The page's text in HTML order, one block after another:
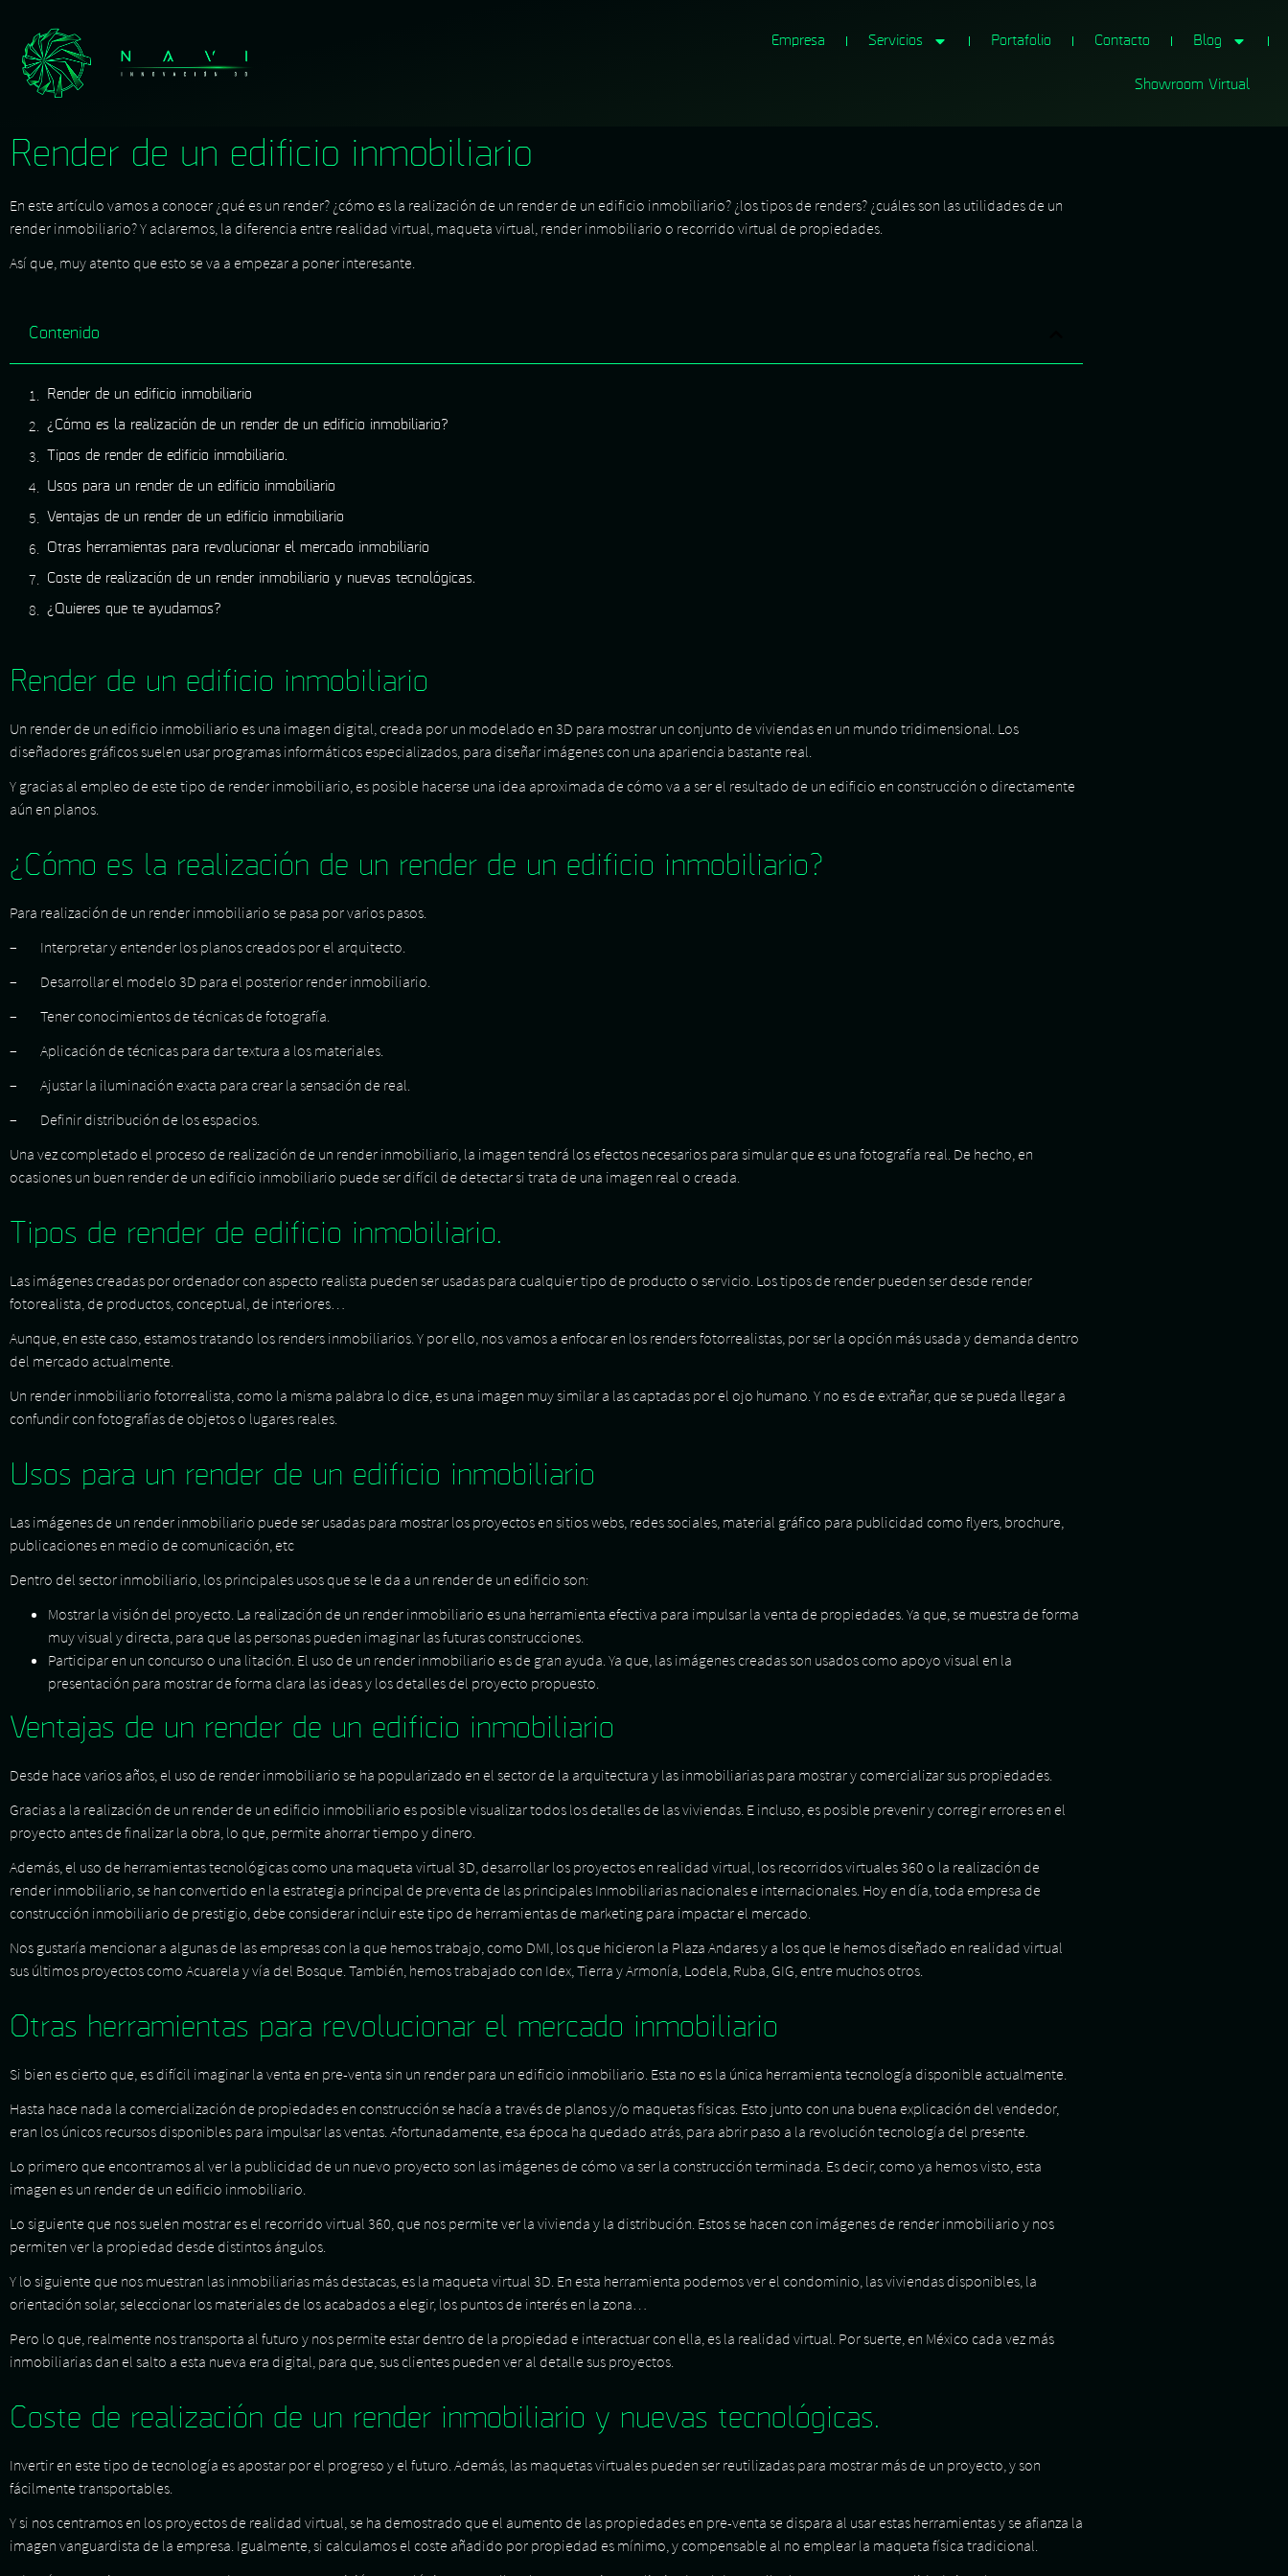
Empresa
Servicios Portafolio Contacto Blog
Showroom Virtual
Render de un edificio inmobiliario
En este artículo vamos a conocer ¿qué es un render? ¿cómo es la realización de un render de un edificio inmobiliario? ¿los tipos de renders? ¿cuáles son las utilidades de un
render inmobiliario? Y aclaremos, la diferencia entre realidad virtual, maqueta virtual, render inmobiliario o recorrido virtual de propiedades.
Así que, muy atento que esto se va a empezar a poner interesante.
Contenido
Render de un edificio inmobiliario
¿Cómo es la realización de un render de un edificio inmobiliario?
Tipos de render de edificio inmobiliario.
Usos para un render de un edificio inmobiliario
Ventajas de un render de un edificio inmobiliario
Otras herramientas para revolucionar el mercado inmobiliario
Coste de realización de un render inmobiliario y nuevas tecnológicas.
¿Quieres que te ayudamos?
Render de un edificio inmobiliario
Un render de un edificio inmobiliario es una imagen digital, creada por un modelado en 3D para mostrar un conjunto de viviendas en un mundo tridimensional. Los
diseñadores gráficos suelen usar programas informáticos especializados, para diseñar imágenes con una apariencia bastante real.
Y gracias al empleo de este tipo de render inmobiliario, es posible hacerse una idea aproximada de cómo va a ser el resultado de un edificio en construcción o directamente
aún en planos.
¿Cómo es la realización de un render de un edificio inmobiliario?
Para realización de un render inmobiliario se pasa por varios pasos.
– Interpretar y entender los planos creados por el arquitecto.
– Desarrollar el modelo 3D para el posterior render inmobiliario.
– Tener conocimientos de técnicas de fotografía.
– Aplicación de técnicas para dar textura a los materiales.
– Ajustar la iluminación exacta para crear la sensación de real.
– Definir distribución de los espacios.
Una vez completado el proceso de realización de un render inmobiliario, la imagen tendrá los efectos necesarios para simular que es una fotografía real. De hecho, en
ocasiones un buen render de un edificio inmobiliario puede ser difícil de detectar si trata de una imagen real o creada.
Tipos de render de edificio inmobiliario.
Las imágenes creadas por ordenador con aspecto realista pueden ser usadas para cualquier tipo de producto o servicio. Los tipos de render pueden ser desde render
fotorealista, de productos, conceptual, de interiores…
Aunque, en este caso, estamos tratando los renders inmobiliarios. Y por ello, nos vamos a enfocar en los renders fotorrealistas, por ser la opción más usada y demanda dentro
del mercado actualmente.
Un render inmobiliario fotorrealista, como la misma palabra lo dice, es una imagen muy similar a las captadas por el ojo humano. Y no es de extrañar, que se pueda llegar a
confundir con fotografías de objetos o lugares reales.
Usos para un render de un edificio inmobiliario
Las imágenes de un render inmobiliario puede ser usadas para mostrar los proyectos en sitios webs, redes sociales, material gráfico para publicidad como flyers, brochure,
publicaciones en medio de comunicación, etc
Dentro del sector inmobiliario, los principales usos que se le da a un render de un edificio son:
Mostrar la visión del proyecto. La realización de un render inmobiliario es una herramienta efectiva para impulsar la venta de propiedades. Ya que, se muestra de forma
muy visual y directa, para que las personas pueden imaginar las futuras construcciones.
Participar en un concurso o una litación. El uso de un render inmobiliario es de gran ayuda. Ya que, las imágenes creadas son usados como apoyo visual en la
presentación para mostrar de forma clara las ideas y los detalles del proyecto propuesto.
Ventajas de un render de un edificio inmobiliario
Desde hace varios años, el uso de render inmobiliario se ha popularizado en el sector de la arquitectura y las inmobiliarias para mostrar y comercializar sus propiedades.
Gracias a la realización de un render de un edificio inmobiliario es posible visualizar todos los detalles de las viviendas. E incluso, es posible prevenir y corregir errores en el
proyecto antes de finalizar la obra, lo que, permite ahorrar tiempo y dinero.
Además, el uso de herramientas tecnológicas como una maqueta virtual 3D, desarrollar los proyectos en realidad virtual, los recorridos virtuales 360 o la realización de
render inmobiliario, se han convertido en la estrategia principal de preventa de las principales Inmobiliarias nacionales e internacionales. Hoy en día, toda empresa de
construcción inmobiliario de prestigio, debe considerar incluir este tipo de herramientas de marketing para impactar el mercado.
Nos gustaría mencionar a algunas de las empresas con la que hemos trabajo, como DMI, los que hicieron la Plaza Andares y a los que le hemos diseñado en realidad virtual
sus últimos proyectos como Acuarela y vía del Bosque. También, hemos trabajado con Idex, Tierra y Armonía, Lodela, Ruba, GIG, entre muchos otros.
Otras herramientas para revolucionar el mercado inmobiliario
Si bien es cierto que, es difícil imaginar la venta en pre-venta sin un render para un edificio inmobiliario. Esta no es la única herramienta tecnología disponible actualmente.
Hasta hace nada la comercialización de propiedades en construcción se hacía a través de planos y/o maquetas físicas. Esto junto con una buena explicación del vendedor,
eran los únicos recursos disponibles para impulsar las ventas. Afortunadamente, esa época ha quedado atrás, para abrir paso a la revolución tecnología del presente.
Lo primero que encontramos al ver la publicidad de un nuevo proyecto son las imágenes de cómo va ser la construcción terminada. Es decir, como ya hemos visto, esta
imagen es un render de un edificio inmobiliario.
Lo siguiente que nos suelen mostrar es el recorrido virtual 360, que nos permite ver la vivienda y la distribución. Estos se hacen con imágenes de render inmobiliario y nos
permiten ver la propiedad desde distintos ángulos.
Y lo siguiente que nos muestran las inmobiliarias más destacas, es la maqueta virtual 3D. En esta herramienta podemos ver el condominio, las viviendas disponibles, la
orientación solar, seleccionar los materiales de los acabados a elegir, los puntos de interés en la zona…
Pero lo que, realmente nos transporta al futuro y nos permite estar dentro de la propiedad e interactuar con ella, es la realidad virtual. Por suerte, en México cada vez más
inmobiliarias dan el salto a esta nueva era digital, para que, sus clientes pueden ver al detalle sus proyectos.
Coste de realización de un render inmobiliario y nuevas tecnológicas.
Invertir en este tipo de tecnología es apostar por el progreso y el futuro. Además, las maquetas virtuales pueden ser reutilizadas para mostrar más de un proyecto, y son
fácilmente transportables.
Y si nos centramos en los proyectos de realidad virtual, se ha demostrado que el aumento de las propiedades en pre-venta se dispara al usar estas herramientas y se afianza la
imagen vanguardista de la empresa. Igualmente, si calculamos el coste añadido por propiedad es mínimo, y compensable al no emplear la maqueta física tradicional.